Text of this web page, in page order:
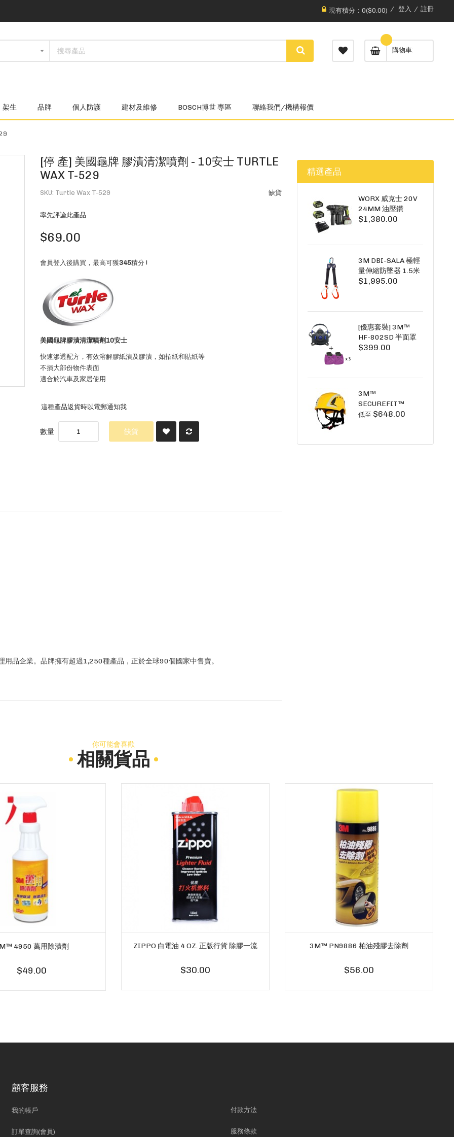
現有積分：0($0.00) 登入 註冊
購物車
架生 品牌 個人防護 建材及維修 BOSCH博世 專區 聯絡我們/機構報價
[停 產] 美國龜牌 膠漬清潔噴劑 - 10安士 TURTLE
WAX T-529
缺貨
SKU Turtle Wax T-529
率先評論此產品
$69.00
會員登入後購買，最高可獲345積分 !
美國龜牌膠漬清潔噴劑10安士
快速滲透配方，有效溶解膠紙漬及膠漬，如招紙和貼紙等
不損大部份物件表面
適合於汽車及家居使用
這種產品返貨時以電郵通知我
數量 缺貨
品企業。品牌擁有超過1,250種產品，正於全球90個國家中售賣。
精選產品
WORX 威克士 20V
24MM 油壓鑽
WU385.3（雙5A電
$1,380.00
3M DBI-SALA 極輕
量伸縮防墜器 1.5米
(雙鉤) 3101754
TWINS
$1,995.00
[優惠套裝] 3M™
HF-802SD 半面罩
式呼吸防護面具 +
SECURE CLICK HF-
系列
$399.00
3M™
SECUREFIT™
X5000系列 透氣安
低至 $648.00
你可能會喜歡
相關貨品
4950 萬用除漬劑
$49.00
ZIPPO 白電油 4 OZ. 正版行貨 除膠一流
$30.00
3M™ PN9886 柏油殘膠去除劑
$56.00
顧客服務
我的帳戶
訂單查詢(會員)
付款方法
服務條款